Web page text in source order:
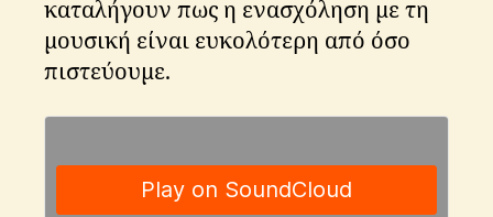
καταλήγουν πως η ενασχόληση με τη
μουσική είναι ευκολότερη από όσο
πιστεύουμε.
,
ia
n